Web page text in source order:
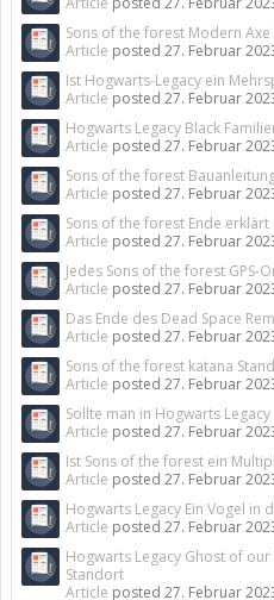
Sons of the forest Modern
Article posted 27. Februar
Ist Hogwarts-Legacy ein
Article posted 27. Februar
Hogwarts Legacy Black
Article posted 27. Februar
Sons of the forest
Article posted 27. Februar
Sons of the forest Ende erklärt
Article posted 27. Februar
Jedes Sons of the forest
Article posted 27. Februar
Das Ende des Dead Space
Article posted 27. Februar
Sons of the forest katana
Article posted 27. Februar
Sollte man in Hogwarts
Article posted 27. Februar
Ist Sons of the forest ein
Article posted 27. Februar
Hogwarts Legacy Ein Vogel in
Article posted 27. Februar
Hogwarts Legacy Ghost of
Standort
Article posted 27. Februar